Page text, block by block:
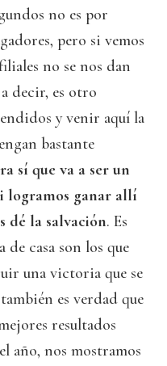
no es por
pero si vemos
no se nos dan
decir, es otro
y venir aquí la
bastante
sí que va a ser un
logramos ganar allí
dé la salvación. Es
casa son los que
una victoria que se
es verdad que
resultados
año, nos mostramos